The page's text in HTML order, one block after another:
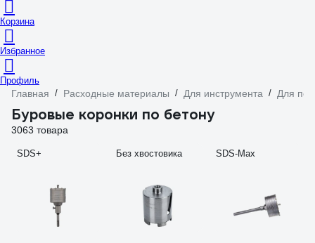
Корзина
Избранное
Профиль
Главная / Расходные материалы / Для инструмента / Для
Буровые коронки по бетону
3063 товара
SDS+ Без хвостовика SDS-Max